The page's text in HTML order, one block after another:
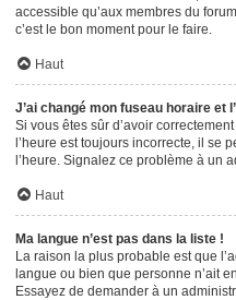
accessible qu’aux membres du
c’est le bon moment pour le faire.
Haut
J’ai changé mon fuseau horaire et
Si vous êtes sûr d’avoir
l’heure est toujours incorrecte, il se
l’heure. Signalez ce problème à un
Haut
Ma langue n’est pas dans la liste !
La raison la plus probable est que
langue ou bien que personne n’ait
Essayez de demander à un